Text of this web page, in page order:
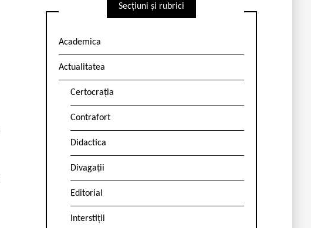
Secțiuni și rubrici
Academica
Actualitatea
Certocrația
Contrafort
Didactica
Divagații
Editorial
Interstiții